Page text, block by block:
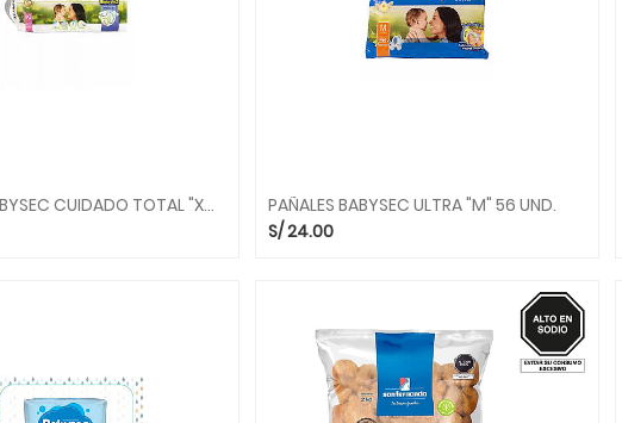
PAÑALES BABYSEC CUIDADO TOTAL "XG" 40 UND.
PAÑALES BABYSEC ULTRA "M" 56 UND.
S/24.00